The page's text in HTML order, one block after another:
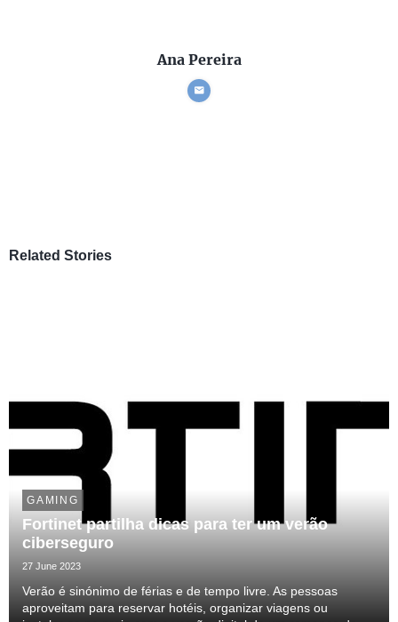
Ana Pereira
Related Stories
GAMING
Fortinet partilha dicas para ter um verão
ciberseguro
27 June 2023
Verão é sinónimo de férias e de tempo livre. As pessoas
aproveitam para reservar hotéis, organizar viagens ou